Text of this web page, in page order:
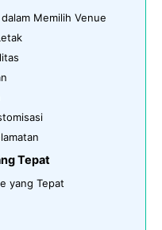
Memilih Venue
Tepat
yang Tepat